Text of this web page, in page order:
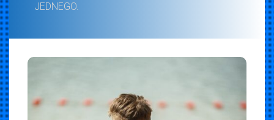
JEDNEGO.